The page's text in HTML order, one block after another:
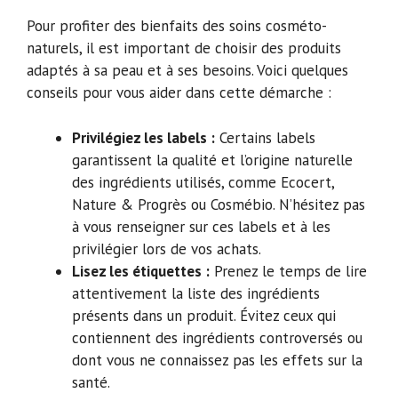
Pour profiter des bienfaits des soins cosméto-
naturels, il est important de choisir des produits
adaptés à sa peau et à ses besoins. Voici quelques
conseils pour vous aider dans cette démarche :
Privilégiez les labels : Certains labels
garantissent la qualité et l’origine naturelle
des ingrédients utilisés, comme Ecocert,
Nature & Progrès ou Cosmébio. N’hésitez pas
à vous renseigner sur ces labels et à les
privilégier lors de vos achats.
Lisez les étiquettes : Prenez le temps de lire
attentivement la liste des ingrédients
présents dans un produit. Évitez ceux qui
contiennent des ingrédients controversés ou
dont vous ne connaissez pas les effets sur la
santé.